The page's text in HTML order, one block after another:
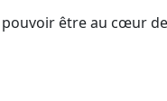
être au cœur